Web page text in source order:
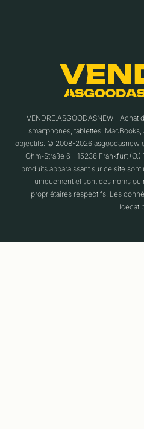
VENDRE.ASGOODASNEW -
smartphones, tablettes,
objectifs. © 2008-2026 asgoodasnew
Ohm-Straße 6 - 15236 Frankfurt
produits apparaissant sur ce site
uniquement et sont des noms
propriétaires respectifs. Les